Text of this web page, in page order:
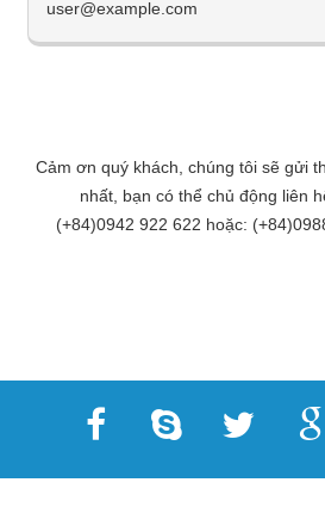
Cảm ơn quý khách, chúng tôi sẽ gửi
nhất, bạn có thể chủ động liên
(+84)0942 922 622 hoặc: